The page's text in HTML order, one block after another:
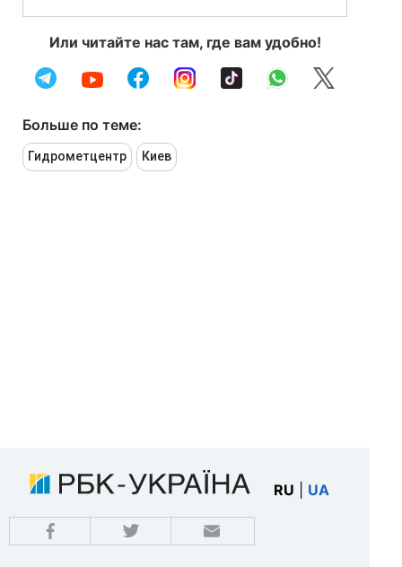
Или читайте нас там, где вам удобно!
Больше по теме:
Гидрометцентр Киев
RU UA